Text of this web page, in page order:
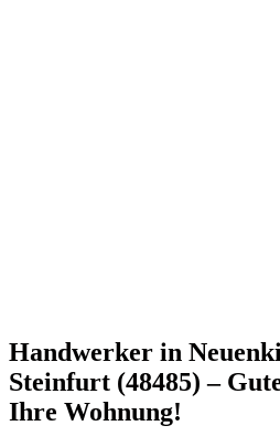
Handwerker in
Steinfurt (48485) –
Ihre Wohnung!